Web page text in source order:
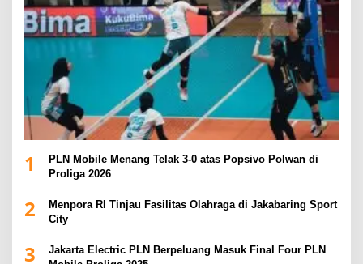
1
PLN Mobile Menang Telak 3-0 atas Popsivo Polwan di
Proliga 2026
2
Menpora RI Tinjau Fasilitas Olahraga di Jakabaring Sport
City
3
Jakarta Electric PLN Berpeluang Masuk Final Four PLN